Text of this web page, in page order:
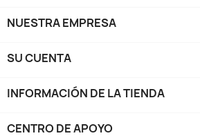
NUESTRA EMPRESA
SU CUENTA
INFORMACIÓN DE LA TIENDA
CENTRO DE APOYO